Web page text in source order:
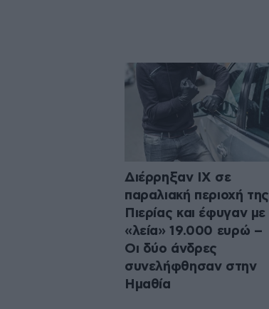
Διέρρηξαν ΙΧ σε
παραλιακή περιοχή της
Πιερίας και έφυγαν με
«λεία» 19.000 ευρώ –
Οι δύο άνδρες
συνελήφθησαν στην
Ημαθία